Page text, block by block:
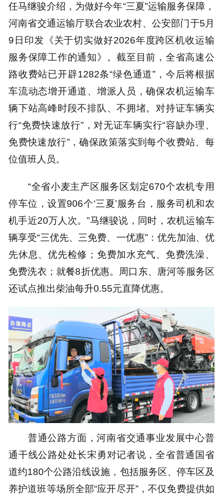
任马继骏介绍，为做好今年“三夏”运输服务保障，
河南省交通运输厅联合农业农村、公安部门于5月
9日印发《关于切实做好2026年度跨区机收运输
服务保障工作的通知》。截至目前，全省高速公
路收费站已开辟1282条“绿色通道”，今后将根据
车流动态增开通道、增派人员，确保农机运输车
辆下站高峰时段不排队、不拥堵。对持证车辆实
行“免费快速放行”，对无证车辆实行“容缺办理、
免费快速放行”，确保政策落实到每个收费站、每
位值班人员。
“全省小麦主产区服务区划定670个农机专用
停车位，设置906个‘三夏’服务台，服务司机和农
机手近20万人次。”马继骏说，同时，农机运输车
辆享受“三优先、三免费、一优惠”：优先加油、优
先休息、优先检修；免费加水充气、免费洗澡、
免费洗衣；就餐8折优惠。周口东、唐河等服务区
还试点推出柴油每升0.55元直降优惠。
普通公路方面，河南省交通事业发展中心普
通干线公路处处长宋勇对记者说，全省普通国省
道约180个公路沿线设施，包括服务区、停车区及
养护道班等场所全部“应开尽开”，不仅免费提供如